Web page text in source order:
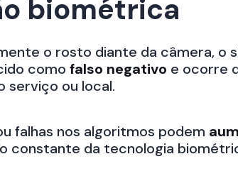
biométrica
o rosto diante da câmera, o
como falso negativo e ocorre
serviço ou local.
falhas nos algoritmos podem
constante da tecnologia